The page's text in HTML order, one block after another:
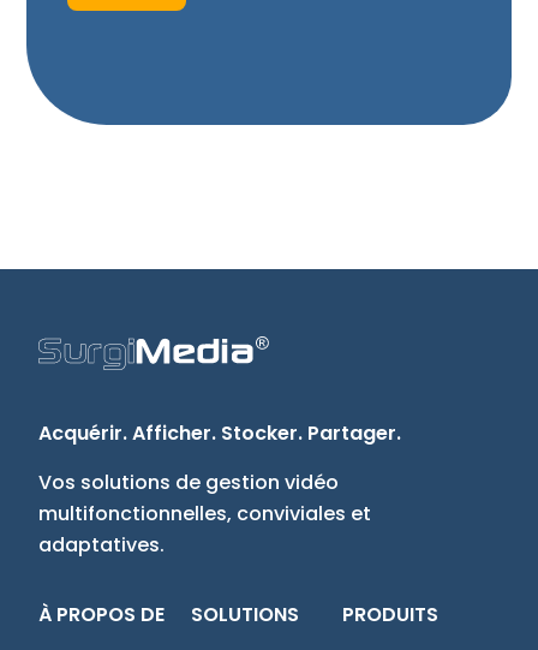
Acquérir. Afficher. Stocker. Partager.
Vos solutions de gestion vidéo
multifonctionnelles, conviviales et
adaptatives.
À PROPOS DE SOLUTIONS PRODUITS